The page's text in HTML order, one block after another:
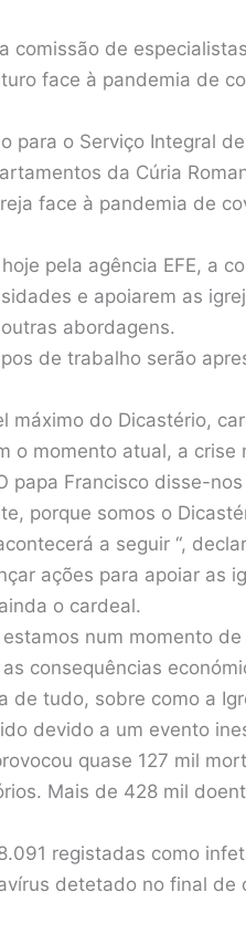
comissão de
face à pandemia de
para o Serviço Integral
da Cúria
face à pandemia de
pela agência EFE, a
e apoiarem as
abordagens.
de trabalho serão
máximo do Dicastério,
o momento atual, a
papa Francisco disse-
porque somos o
a seguir “,
ações para apoiar as
o cardeal.
num momento
consequências
de tudo, sobre como a
devido a um evento
quase 127 mil
Mais de 428 mil
registadas como
detetado no final de